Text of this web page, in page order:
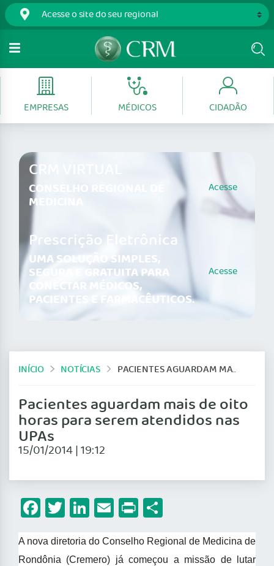
EMPRESAS MÉDICOS CIDADÃO
CRM VIRTUAL
CONSELHO REGIONAL DE
MEDICINA
Acesse
Prescrição Eletrônica
UMA SOLUÇÃO SIMPLES,
SEGURA E GRATUITA PARA
CONECTAR MÉDICOS,
PACIENTES E FARMACÊUTICOS.
Acesse
INÍCIO NOTÍCIAS PACIENTES AGUARDAM MAIS DE OITO HORAS PARA SEREM ATENDIDOS NAS UPAS
Pacientes aguardam mais de oito
horas para serem atendidos nas
UPAs
15/01/2014 | 19:12
Facebook
Twitter
LinkedIn
Email
Print
A nova diretoria do Conselho Regional de Medicina de
Rondônia (Cremero) já começou a missão de lutar